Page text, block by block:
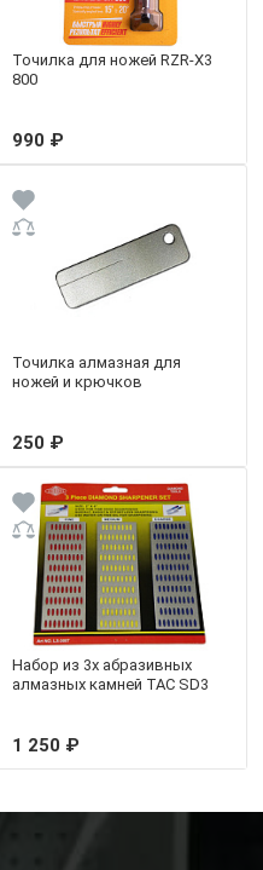
Точилка для ножей RZR-X3
800
990 ₽
Точилка алмазная для
ножей и крючков
250 ₽
Набор из 3х абразивных
алмазных камней TAC SD3
1 250 ₽